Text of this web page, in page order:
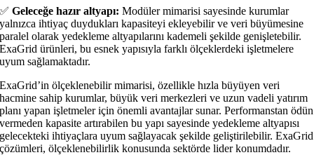
✅Geleceğe hazır altyapı: Modüler mimarisi sayesinde kurumlar
yalnızca ihtiyaç duydukları kapasiteyi ekleyebilir ve veri büyümesine
paralel olarak yedekleme altyapılarını kademeli şekilde genişletebilir.
ExaGrid ürünleri, bu esnek yapısıyla farklı ölçeklerdeki işletmelere
uyum sağlamaktadır.
ExaGrid’in ölçeklenebilir mimarisi, özellikle hızla büyüyen veri
hacmine sahip kurumlar, büyük veri merkezleri ve uzun vadeli yatırım
planı yapan işletmeler için önemli avantajlar sunar. Performanstan ödün
vermeden kapasite artırabilen bu yapı sayesinde yedekleme altyapısı
gelecekteki ihtiyaçlara uyum sağlayacak şekilde geliştirilebilir. ExaGrid
çözümleri, ölçeklenebilirlik konusunda sektörde lider konumdadır.